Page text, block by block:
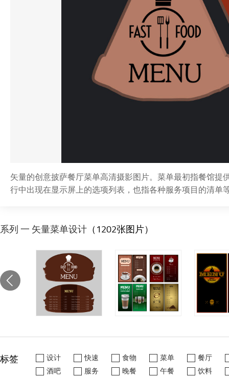
矢量的创意披萨餐厅菜单高清摄影图片。菜单最初指餐馆
行中出现在显示屏上的选项列表，也指各种服务项目的清单
系列 一 矢量菜单设计 （1202张图片）
标签 设计 快速 食物 菜单
餐厅
酒吧
服务 晚餐 午餐
饮料